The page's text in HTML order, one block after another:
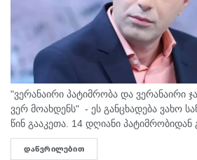
"ვერანაირი პატიმრობა და ვერანაირი
ვერ მოახდენს" - ეს განცხადება ვახო
წინ გააკეთა. 14 დღიანი
ჟურნალისტს მცხეთის იზოლატორთან
კოლეგები დახვდნენ. სანაია ამბობს,
ᲓᲐᲬᲕᲠᲘᲚᲔᲑᲘᲗ